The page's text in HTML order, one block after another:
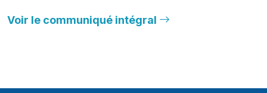
Voir le communiqué intégral